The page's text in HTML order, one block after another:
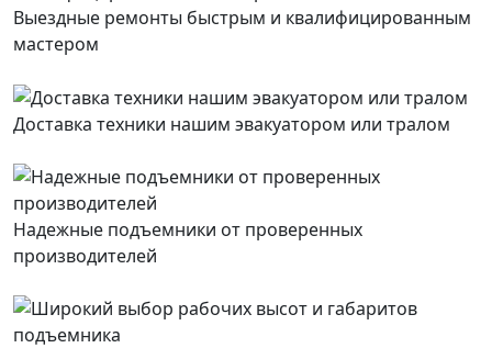
Выездные ремонты быстрым и квалифицированным
мастером
Доставка техники нашим эвакуатором или тралом
Надежные подъемники от проверенных
производителей